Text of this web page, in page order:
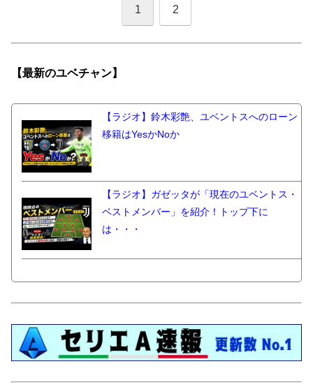
1 2
【最新のユベチャン】
【ラジオ】鈴木彩艶、ユベントスへのローン
移籍はYesかNoか
【ラジオ】ガゼッタが「現在のユベントス・
ベストメンバー」を紹介！トップ下に
は・・・